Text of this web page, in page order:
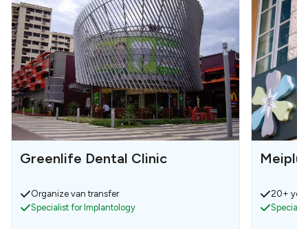
Greenlife Dental Clinic
Organize van transfer
Specialist for Implantology
20+